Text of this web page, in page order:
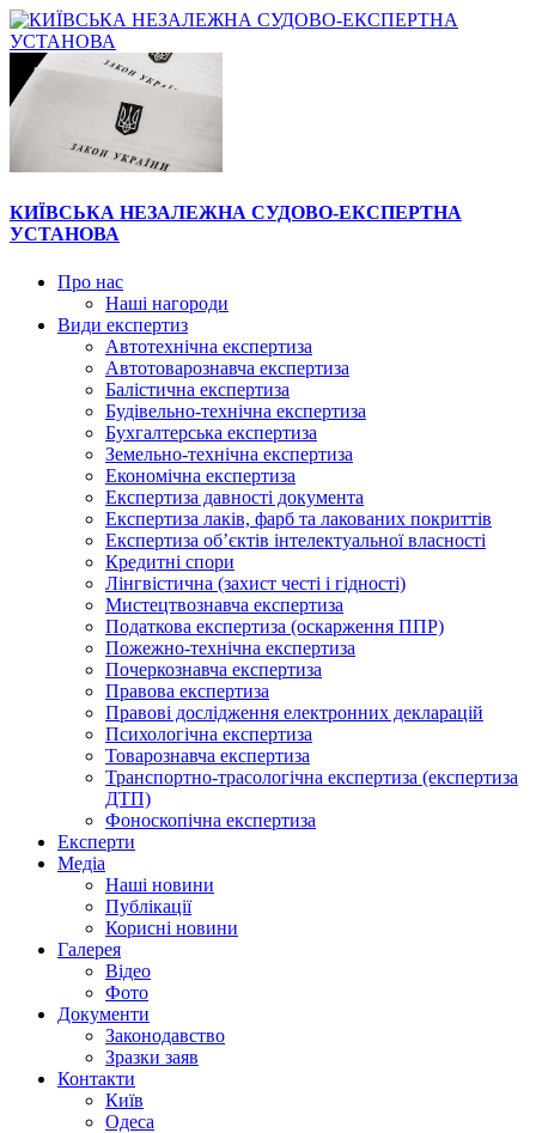
КИЇВСЬКА НЕЗАЛЕЖНА СУДОВО-ЕКСПЕРТНА
УСТАНОВА
Про нас
Наші нагороди
Види експертиз
Автотехнічна експертиза
Автотоварознавча експертиза
Балістична експертиза
Будівельно-технічна експертиза
Бухгалтерська експертиза
Земельно-технічна експертиза
Економічна експертиза
Експертиза давності документа
Експертиза лаків, фарб та лакованих покриттів
Експертиза об’єктів інтелектуальної власності
Кредитні спори
Лінгвістична (захист честі і гідності)
Мистецтвознавча експертиза
Податкова експертиза (оскарження ППР)
Пожежно-технічна експертиза
Почеркознавча експертиза
Правова експертиза
Правові дослідження електронних декларацій
Психологічна експертиза
Товарознавча експертиза
Транспортно-трасологічна експертиза (експертиза
ДТП)
Фоноскопічна експертиза
Експерти
Медіа
Наші новини
Публікації
Корисні новини
Галерея
Відео
Фото
Документи
Законодавство
Зразки заяв
Контакти
Київ
Одеса